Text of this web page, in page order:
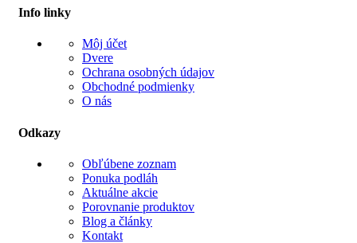
Info linky
Môj účet
Dvere
Ochrana osobných údajov
Obchodné podmienky
O nás
Odkazy
Obľúbene zoznam
Ponuka podláh
Aktuálne akcie
Porovnanie produktov
Blog a články
Kontakt